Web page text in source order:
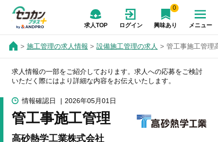
求人TOP ログイン
0
興味あり メニュー
施工管理の求人情報 設備施工管理の求人 管工事施工管理
求人情報の一部をご紹介しております。求人への応募をご検討
いただく際にはより詳細な内容をお伝えいたします。
情報確認日 2026年05月01日
管工事施工管理
高砂熱学工業株式会社